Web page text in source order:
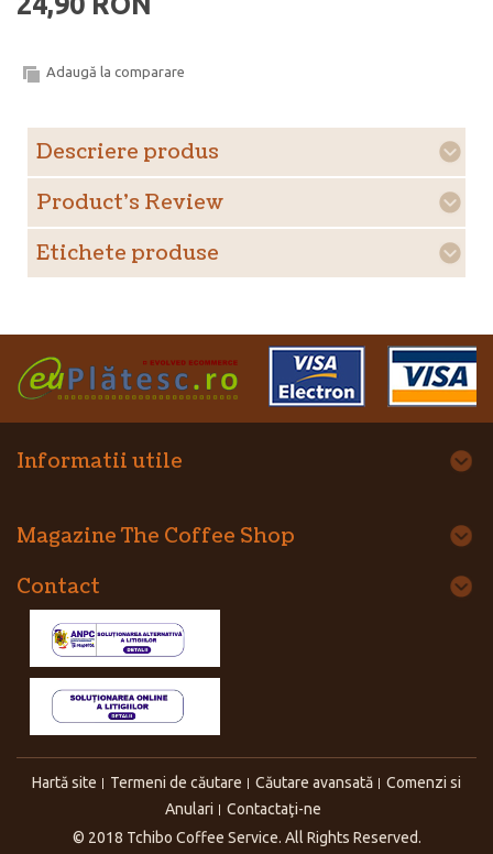
Adaugă la comparare
Descriere produs
Product's Review
Etichete produse
Informatii utile
Magazine The Coffee Shop
Contact
Hartă site Termeni de căutare Căutare avansată
Comenzi si
Anulari
Contactaţi-ne
© 2018 Tchibo Coffee Service. All Rights Reserved.